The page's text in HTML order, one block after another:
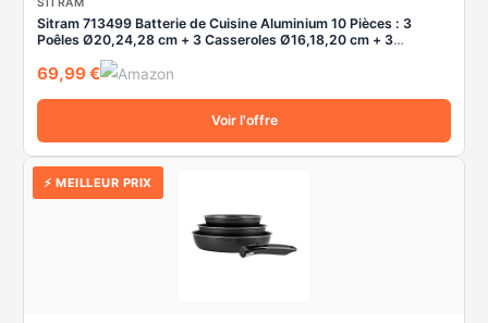
Sitram 713499 Batterie de Cuisine Aluminium 10 Pièces : 3
Poêles Ø20,24,28 cm + 3 Casseroles Ø16,18,20 cm + 3
dont induction
69,99 €
Voir l'offre
⚡ MEILLEUR PRIX